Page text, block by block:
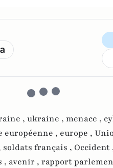
, ukraine , menace ,
européenne , europe ,
soldats français , Occident
, avenir , rapport